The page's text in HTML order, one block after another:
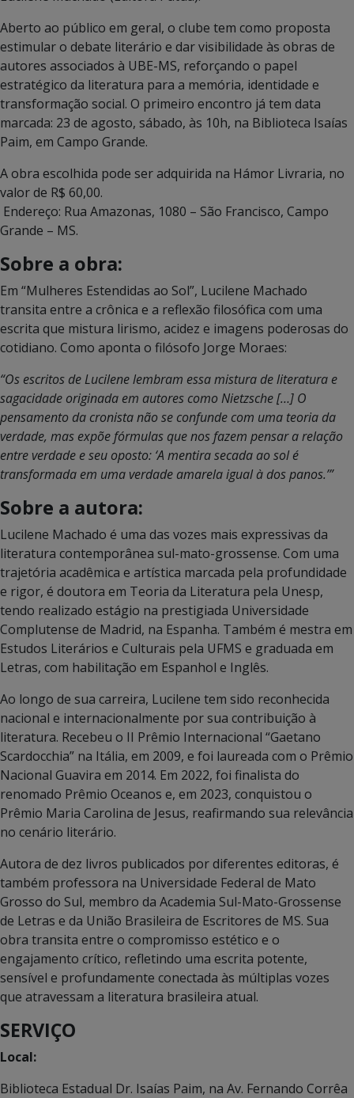
Aberto ao público em geral, o clube tem como proposta
estimular o debate literário e dar visibilidade às obras de
autores associados à UBE-MS, reforçando o papel
estratégico da literatura para a memória, identidade e
transformação social. O primeiro encontro já tem data
marcada: 23 de agosto, sábado, às 10h, na Biblioteca Isaías
Paim, em Campo Grande.
A obra escolhida pode ser adquirida na Hámor Livraria, no
valor de R$ 60,00.
Endereço: Rua Amazonas, 1080 – São Francisco, Campo
Grande – MS.
Sobre a obra:
Em “Mulheres Estendidas ao Sol”, Lucilene Machado
transita entre a crônica e a reflexão filosófica com uma
escrita que mistura lirismo, acidez e imagens poderosas do
cotidiano. Como aponta o filósofo Jorge Moraes:
“Os escritos de Lucilene lembram essa mistura de literatura e
sagacidade originada em autores como Nietzsche […] O
pensamento da cronista não se confunde com uma teoria da
verdade, mas expõe fórmulas que nos fazem pensar a relação
entre verdade e seu oposto: ‘A mentira secada ao sol é
transformada em uma verdade amarela igual à dos panos.’”
Sobre a autora:
Lucilene Machado é uma das vozes mais expressivas da
literatura contemporânea sul-mato-grossense. Com uma
trajetória acadêmica e artística marcada pela profundidade
e rigor, é doutora em Teoria da Literatura pela Unesp,
tendo realizado estágio na prestigiada Universidade
Complutense de Madrid, na Espanha. Também é mestra em
Estudos Literários e Culturais pela UFMS e graduada em
Letras, com habilitação em Espanhol e Inglês.
Ao longo de sua carreira, Lucilene tem sido reconhecida
nacional e internacionalmente por sua contribuição à
literatura. Recebeu o II Prêmio Internacional “Gaetano
Scardocchia” na Itália, em 2009, e foi laureada com o Prêmio
Nacional Guavira em 2014. Em 2022, foi finalista do
renomado Prêmio Oceanos e, em 2023, conquistou o
Prêmio Maria Carolina de Jesus, reafirmando sua relevância
no cenário literário.
Autora de dez livros publicados por diferentes editoras, é
também professora na Universidade Federal de Mato
Grosso do Sul, membro da Academia Sul-Mato-Grossense
de Letras e da União Brasileira de Escritores de MS. Sua
obra transita entre o compromisso estético e o
engajamento crítico, refletindo uma escrita potente,
sensível e profundamente conectada às múltiplas vozes
que atravessam a literatura brasileira atual.
SERVIÇO
Local:
Biblioteca Estadual Dr. Isaías Paim, na Av. Fernando Corrêa